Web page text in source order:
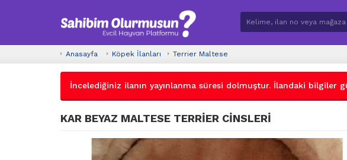
Anasayfa Köpek İlanları Terrier Maltese
İncelediğiniz ilanın yayınlanma süresi dolmuştur. İlandaki bilgiler
KAR BEYAZ MALTESE TERRİER CİNSLERİ